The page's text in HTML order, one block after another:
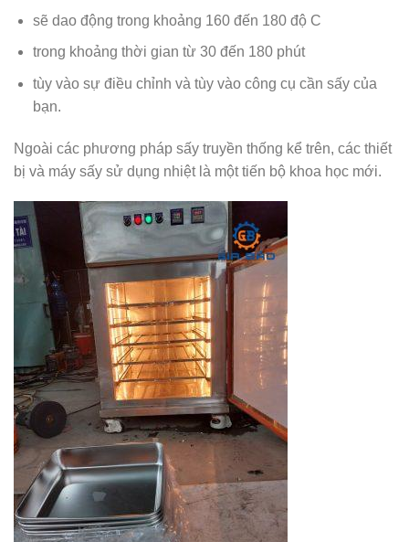
sẽ dao động trong khoảng 160 đến 180 độ C
trong khoảng thời gian từ 30 đến 180 phút
tùy vào sự điều chỉnh và tùy vào công cụ cần sấy của
bạn.
Ngoài các phương pháp sấy truyền thống kể trên, các thiết
bị và máy sấy sử dụng nhiệt là một tiến bộ khoa học mới.